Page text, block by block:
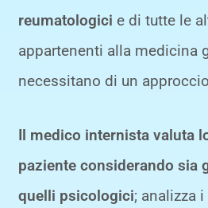
reumatologici e di tutte le
appartenenti alla medicina
necessitano di un
Il medico internista valuta
paziente considerando sia
quelli psicologici; analizza